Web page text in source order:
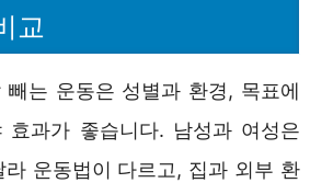
교
빼는 운동은 성별과 환경, 목표에
효과가 좋습니다. 남성과 여성은
라 운동법이 다르고, 집과 외부 환